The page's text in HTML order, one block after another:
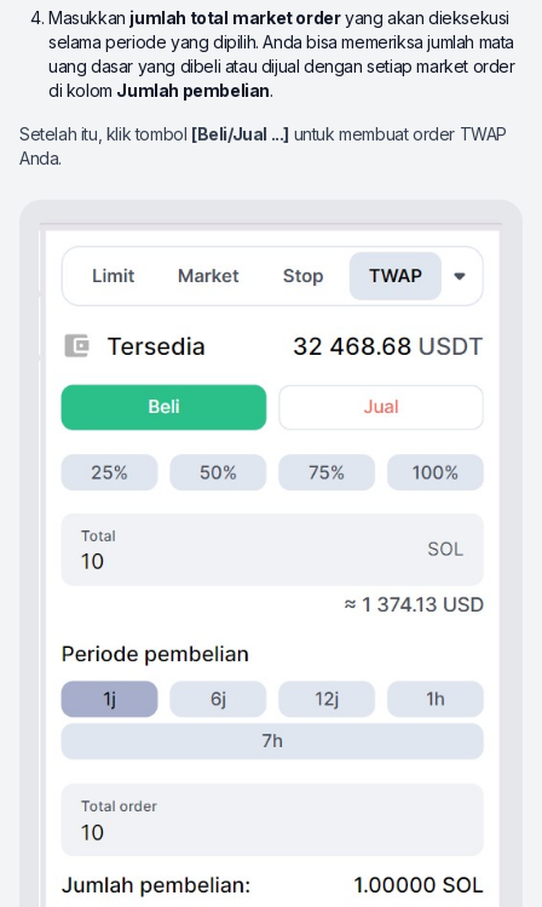
Masukkan jumlah total market orderyang akan dieksekusi
selama periode yang dipilih. Anda bisa memeriksa jumlah mata
uang dasar yang dibeli atau dijual dengan setiap market order
di kolom Jumlah pembelian.
Setelah itu, klik tombol [Beli/Jual ...] untuk membuat order TWAP
Anda.